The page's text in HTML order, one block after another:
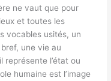
ne vaut que pour
et toutes les
vocables usités, un
une vie au
représente l’état ou
humaine est l’image